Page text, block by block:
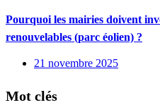
Pourquoi les mairies doivent
renouvelables (parc éolien) ?
21 novembre 2025
Mot clés